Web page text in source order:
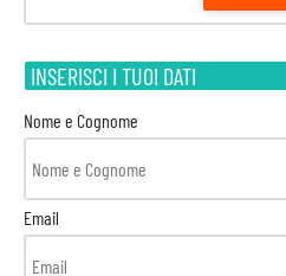
INSERISCI I TUOI DATI
Nome e Cognome
Email